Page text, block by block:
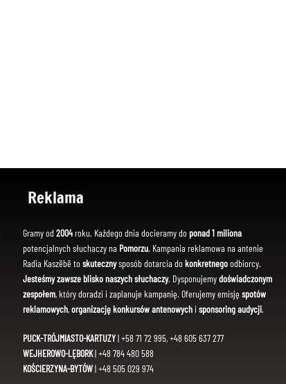
Reklama
Gramy od 2004roku. Każdego dnia docieramy do ponad 1 miliona
potencjalnych słuchaczy na Pomorzu. Kampania reklamowa na antenie
Radia Kaszëbë toskutecznysposób dotarcia dokonkretnegoodbiorcy.
Jesteśmy zawsze blisko naszych słuchaczy. Dysponujemydoświadczonym
zespołem, który doradzi i zaplanuje kampanię. Oferujemy emisję spotów
reklamowych,organizację konkursów antenowychi sponsoring audycji.
PUCK-TRÓJMIASTO-KARTUZY| +58 71 72 995, +48 605 637 277
WEJHEROWO-LĘBORK| +48 784 480 588
KOŚCIERZYNA-BYTÓW| +48 505 029 974